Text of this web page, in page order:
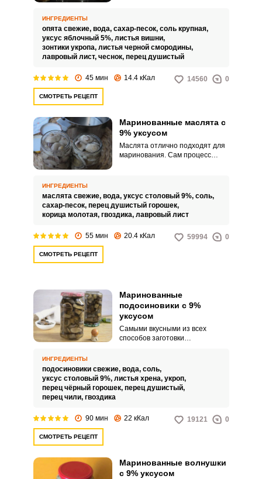
зиму, но ведь всегда хочется
попробовать и что-то новенькое.
ИНГРЕДИЕНТЫ
опята свежие, вода, сахар-песок, соль крупная,
уксус яблочный 5%, листья вишни,
зонтики укропа, листья черной смородины,
лавровый лист, чеснок, перец душистый
45 мин 14.4 кКал 14560 0
СМОТРЕТЬ РЕЦЕПТ
Маринованные маслята с
9% уксусом
Маслята отлично подходят для
маринования. Сам процесс
ИНГРЕДИЕНТЫ
маслята свежие, вода, уксус столовый 9%, соль,
сахар-песок, перец душистый горошек,
корица молотая, гвоздика, лавровый лист
55 мин 20.4 кКал 59994 0
СМОТРЕТЬ РЕЦЕПТ
Маринованные
подосиновики с 9%
уксусом
Самыми вкусными из всех
способов заготовки
маринования чаще всего
используют 9 уксус, то есть 9%.
ИНГРЕДИЕНТЫ
подосиновики свежие, вода, соль,
уксус столовый 9%, листья хрена, укроп,
перец чёрный горошек, перец душистый,
перец чили, гвоздика
90 мин 22 кКал 19121 0
СМОТРЕТЬ РЕЦЕПТ
Маринованные волнушки
с 9% уксусом